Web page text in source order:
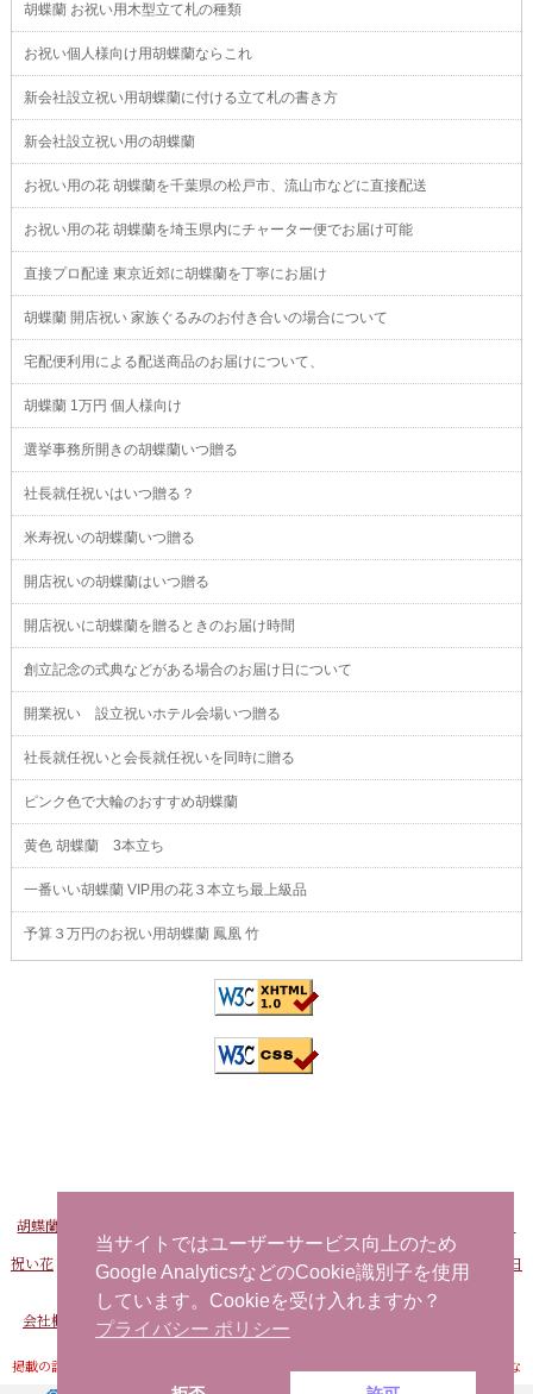
胡蝶蘭 お祝い用木型立て札の種類
お祝い個人様向け用胡蝶蘭ならこれ
新会社設立祝い用胡蝶蘭に付ける立て札の書き方
新会社設立祝い用の胡蝶蘭
お祝い用の花 胡蝶蘭を千葉県の松戸市、流山市などに直接配送
お祝い用の花 胡蝶蘭を埼玉県内にチャーター便でお届け可能
直接プロ配達 東京近郊に胡蝶蘭を丁寧にお届け
胡蝶蘭 開店祝い 家族ぐるみのお付き合いの場合について
宅配便利用による配送商品のお届けについて、
胡蝶蘭 1万円 個人様向け
選挙事務所開きの胡蝶蘭いつ贈る
社長就任祝いはいつ贈る？
米寿祝いの胡蝶蘭いつ贈る
開店祝いの胡蝶蘭はいつ贈る
開店祝いに胡蝶蘭を贈るときのお届け時間
創立記念の式典などがある場合のお届け日について
開業祝い 設立祝いホテル会場いつ贈る
社長就任祝いと会長就任祝いを同時に贈る
ピンク色で大輪のおすすめ胡蝶蘭
黄色 胡蝶蘭 3本立ち
一番いい胡蝶蘭 VIP用の花３本立ち最上級品
予算３万円のお祝い用胡蝶蘭 鳳凰 竹
胡蝶蘭販売Net
本へ花を注文する
祝い花- 開店祝い用の花- 社長就任祝い 胡蝶蘭 事務所移転祝い 胡蝶蘭-
誕生日
お祝い用の花
当日配達できる花-胡蝶蘭
会社概要
プライバシーポリシー- 特定商取引法に基づく表記
掲載の記事・写真・イラストなど、すべてのコンテンツの無断転写・転載・公衆送信な
当サイトではユーザーサービス向上のため
Google AnalyticsなどのCookie識別子を使用
しています。Cookieを受け入れますか？
プライバシー ポリシー